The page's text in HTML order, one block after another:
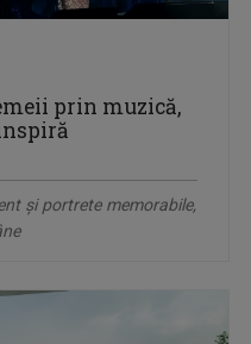
prin muzică,
și portrete memorabile,